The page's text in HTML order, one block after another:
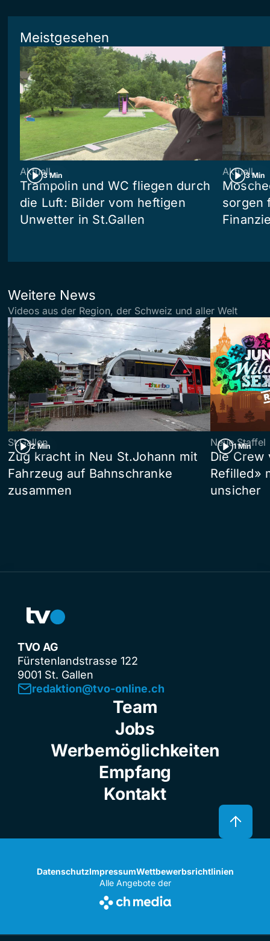
Meistgesehen
3 Min
Aktuell
Trampolin und WC fliegen durch
die Luft: Bilder vom heftigen
Unwetter in St.Gallen
3 Min
Aktuell
sorgen
Weitere News
Videos aus der Region, der Schweiz und aller Welt
2 Min
St.Gallen
Zug kracht in Neu St.Johann mit
Fahrzeug auf Bahnschranke
zusammen
1 Min
Neue Staffel
Die Crew
Refilled»
unsicher
TVO AG
Fürstenlandstrasse 122
9001 St. Gallen
redaktion@tvo-online.ch
Team
Jobs
Werbemöglichkeiten
Empfang
Kontakt
DatenschutzImpressumWettbewerbsrichtlinien
Alle Angebote der